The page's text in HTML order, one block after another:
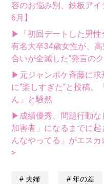
容のお悩み別、鉄板ア
6月】
▶「初回デートした男性
有名大卒34歳女性が、
合いが全滅した“発言の
▶元ジャンポケ斉藤に求
に“楽しすぎた“と投稿。
ん」と騒然
▶成績優秀、問題行動な
加害者」になるまでに
んなやってる」がエス
>
夫婦 年の差